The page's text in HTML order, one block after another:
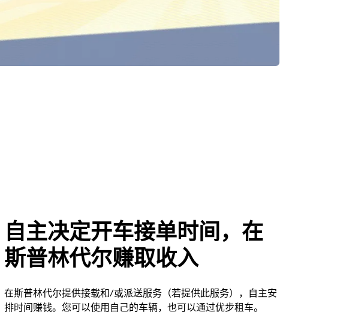
自主决定开车接单时间，在
斯普林代尔赚取收入
在斯普林代尔提供接载和/或派送服务（若提供此服务），自主安
排时间赚钱。您可以使用自己的车辆，也可以通过优步租车。